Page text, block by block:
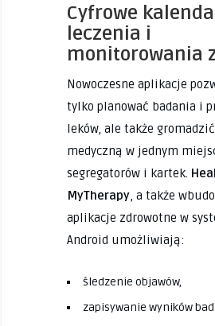
Cyfrowe
leczenia i
monitorowania
Nowoczesne aplikacje
tylko planować badania i
leków, ale także
medyczną w jednym
segregatorów i kartek.
MyTherapy, a także
aplikacje zdrowotne w
Android umożliwiają:
śledzenie objawów,
zapisywanie wyników